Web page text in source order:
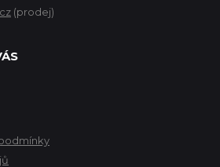
(prodej)